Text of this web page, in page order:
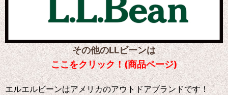
その他のLLビーンは
ここをクリック！(商品ページ)
エルエルビーンはアメリカのアウトドアブランドです！